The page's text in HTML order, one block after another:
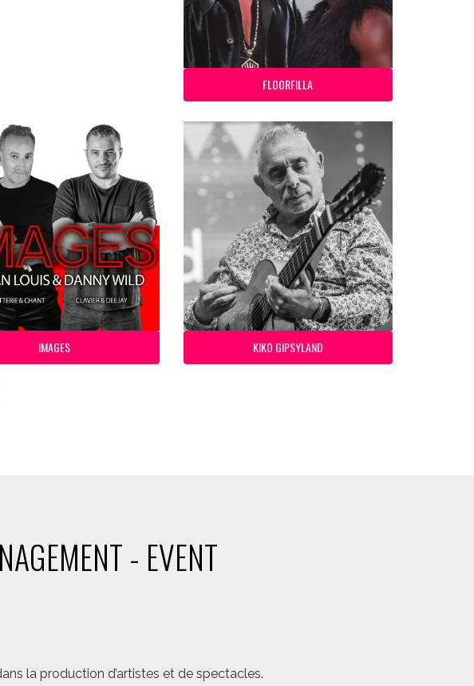
FLOORFILLA
IMAGES KIKO GIPSYLAND
- EVENT
la production d’artistes et de spectacles.